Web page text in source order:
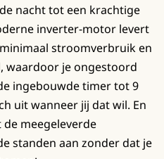
nacht tot een krachtige
inverter-motor levert
stroomverbruik en
waardoor je ongestoord
ingebouwde timer tot 9
uit wanneer jij dat wil. En
de meegeleverde
standen aan zonder dat je